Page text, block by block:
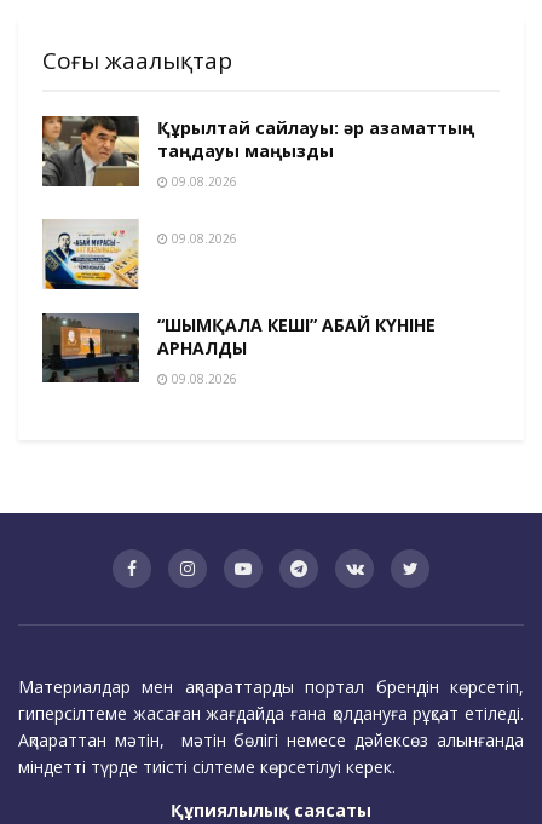
Соңғы жаңалықтар
Құрылтай сайлауы: әр азаматтың
таңдауы маңызды
09.08.2026
09.08.2026
“ШЫМҚАЛА КЕШІ” АБАЙ КҮНІНЕ
АРНАЛДЫ
09.08.2026
Материалдар мен ақпараттарды портал брендін көрсетіп,
гиперсілтеме жасаған жағдайда ғана қолдануға рұқсат етіледі.
Ақпараттан мәтін, мәтін бөлігі немесе дәйексөз алынғанда
міндетті түрде тиісті сілтеме көрсетілуі керек.
Құпиялылық саясаты